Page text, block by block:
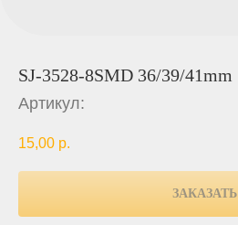
SJ-3528-8SMD 36/39/41mm
Артикул:
15,00 р.
ЗАКАЗАТЬ